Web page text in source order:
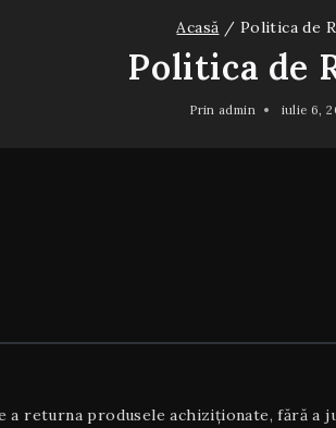
Acasă / Politica de
Politica de
Prin admin iulie 6,
returna produsele achiziționate, fără a